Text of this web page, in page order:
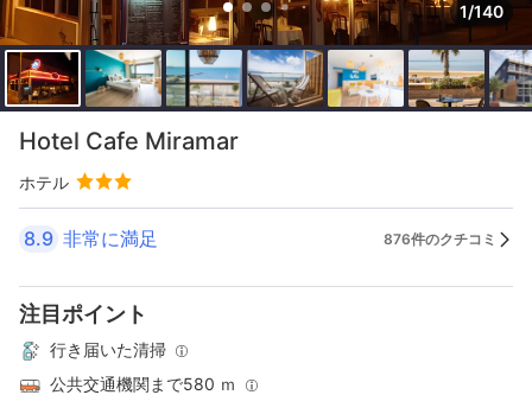
1/140
Hotel Cafe Miramar
ホテル
8.9 非常に満足 876件のクチコミ
注目ポイント
行き届いた清掃
公共交通機関まで580 ｍ